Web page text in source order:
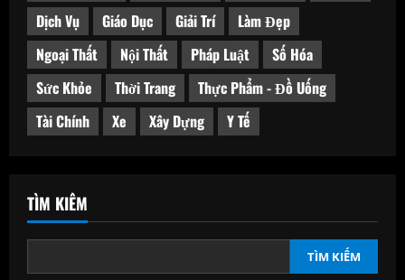
Dịch Vụ
Giáo Dục Giải Trí
Làm Đẹp
Ngoại Thất
Nội Thất Pháp Luật
Số Hóa
Sức Khỏe
Thời Trang
Thực Phẩm - Đồ Uống
Tài Chính
Xe Xây Dựng Y Tế
TÌM KIẾM
TÌM KIẾM